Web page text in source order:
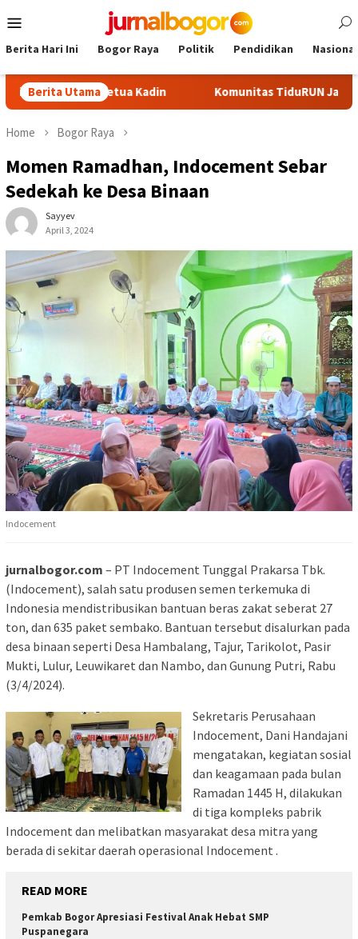
to
Menu
Berita Hari Ini Bogor Raya Politik Pendidikan Nasional
Berita Utama
Ketua Kadin Komunitas TiduRUN Jajal Jalur Baru
Home Bogor Raya
Momen Ramadhan, Indocement Sebar
Sedekah ke Desa Binaan
Sayyev
April 3, 2024
Indocement
jurnalbogor.com – PT Indocement Tunggal Prakarsa Tbk.
(Indocement), salah satu produsen semen terkemuka di
Indonesia mendistribusikan bantuan beras zakat seberat 27
ton, dan 635 paket sembako. Bantuan tersebut disalurkan pada
desa binaan seperti Desa Hambalang, Tajur, Tarikolot, Pasir
Mukti, Lulur, Leuwikaret dan Nambo, dan Gunung Putri, Rabu
(3/4/2024).
Sekretaris Perusahaan
Indocement, Dani Handajani
mengatakan, kegiatan sosial
dan keagamaan pada bulan
Ramadan 1445 H, dilakukan
di tiga kompleks pabrik
Indocement dan melibatkan masyarakat desa mitra yang
berada di sekitar daerah operasional Indocement .
READ MORE
Pemkab Bogor Apresiasi Festival Anak Hebat SMP
Puspanegara